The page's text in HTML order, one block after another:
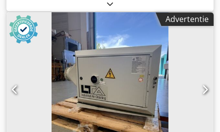
Advertentie